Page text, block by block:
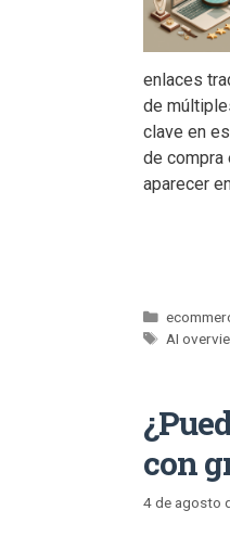
enlaces
de
clave en
de compra
aparecer
AI
con
4 de agosto